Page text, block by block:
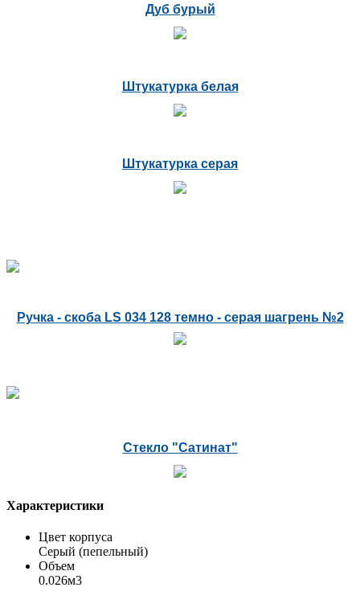
Дуб бурый
Штукатурка белая
Штукатурка серая
Ручка - скоба LS 034 128 темно - серая шагрень №2
Стекло "Сатинат"
Характеристики
Цвет корпуса
Серый (пепельный)
Объем
0.026м3